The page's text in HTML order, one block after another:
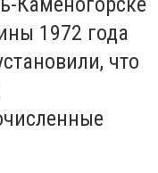
1972 года
что